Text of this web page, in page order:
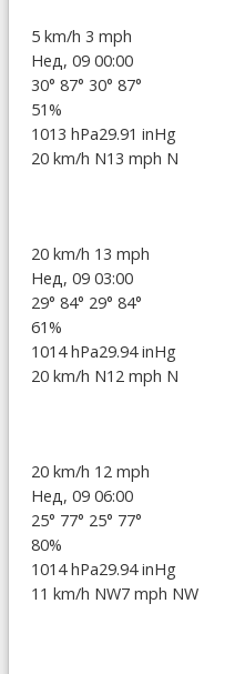
5 km/h 3 mph
Нед, 09 00:00
30° 87° 30° 87°
51%
1013 hPa29.91 inHg
20 km/h N13 mph N
20 km/h 13 mph
Нед, 09 03:00
29° 84° 29° 84°
61%
1014 hPa29.94 inHg
20 km/h N12 mph N
20 km/h 12 mph
Нед, 09 06:00
25° 77° 25° 77°
80%
1014 hPa29.94 inHg
11 km/h NW7 mph NW